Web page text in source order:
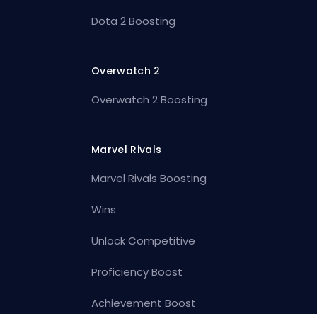
Dota 2 Boosting
Overwatch 2
Overwatch 2 Boosting
Marvel Rivals
Marvel Rivals Boosting
Wins
Unlock Competitive
Proficiency Boost
Achievement Boost